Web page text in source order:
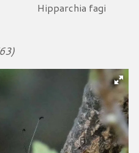
Hipparchia fagi